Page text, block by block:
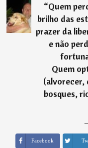
“Quem
brilho das
prazer da
e não
Quem
(alvorecer,
bosques,
Facebook